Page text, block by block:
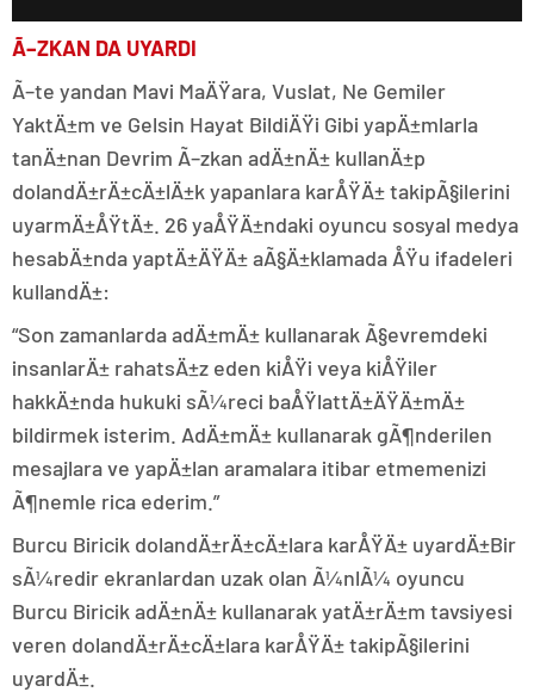
Ã–ZKAN DA UYARDI
Ã–te yandan Mavi MaÄŸara, Vuslat, Ne Gemiler
YaktÄ±m ve Gelsin Hayat BildiÄŸi Gibi yapÄ±mlarla
tanÄ±nan Devrim Ã–zkan adÄ±nÄ± kullanÄ±p
dolandÄ±rÄ±cÄ±lÄ±k yapanlara karÅŸÄ± takipÃ§ilerini
uyarmÄ±ÅŸtÄ±. 26 yaÅŸÄ±ndaki oyuncu sosyal medya
hesabÄ±nda yaptÄ±ÄŸÄ± aÃ§Ä±klamada ÅŸu ifadeleri
kullandÄ±:
“Son zamanlarda adÄ±mÄ± kullanarak Ã§evremdeki
insanlarÄ± rahatsÄ±z eden kiÅŸi veya kiÅŸiler
hakkÄ±nda hukuki sÃ¼reci baÅŸlattÄ±ÄŸÄ±mÄ±
bildirmek isterim. AdÄ±mÄ± kullanarak gÃ¶nderilen
mesajlara ve yapÄ±lan aramalara itibar etmemenizi
Ã¶nemle rica ederim.”
Burcu Biricik dolandÄ±rÄ±cÄ±lara karÅŸÄ± uyardÄ±Bir
sÃ¼redir ekranlardan uzak olan Ã¼nlÃ¼ oyuncu
Burcu Biricik adÄ±nÄ± kullanarak yatÄ±rÄ±m tavsiyesi
veren dolandÄ±rÄ±cÄ±lara karÅŸÄ± takipÃ§ilerini
uyardÄ±.